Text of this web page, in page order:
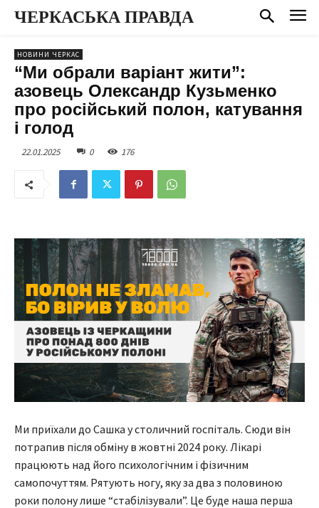
ЧЕРКАСЬКА ПРАВДА
НОВИНИ ЧЕРКАС
“Ми обрали варіант жити”:
азовець Олександр Кузьменко
про російський полон, катування
і голод
22.01.2025 0 176
Ми приїхали до Сашка у столичний госпіталь. Сюди він
потрапив після обміну в жовтні 2024 року. Лікарі
працюють над його психологічним і фізичним
самопочуттям. Рятують ногу, яку за два з половиною
роки полону лише “стабілізували”. Це буде наша перша